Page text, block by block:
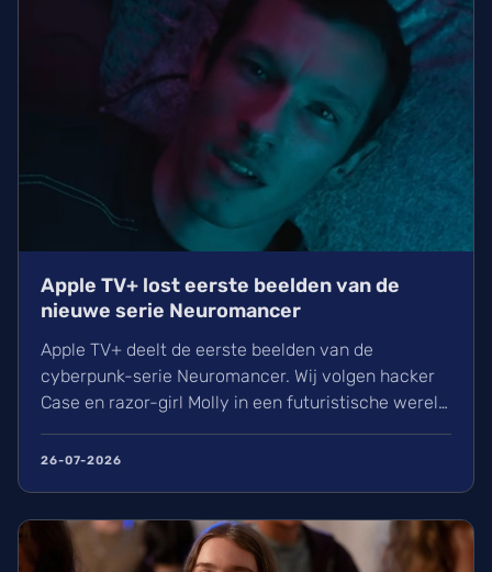
Apple TV+ lost eerste beelden van de
nieuwe serie Neuromancer
Apple TV+ deelt de eerste beelden van de
cyberpunk-serie Neuromancer. Wij volgen hacker
Case en razor-girl Molly in een futuristische wereld
vol spionage. Met een sterrencast bestaande uit
Callum Turner en Briana Middleton belooft dit een
26-07-2026